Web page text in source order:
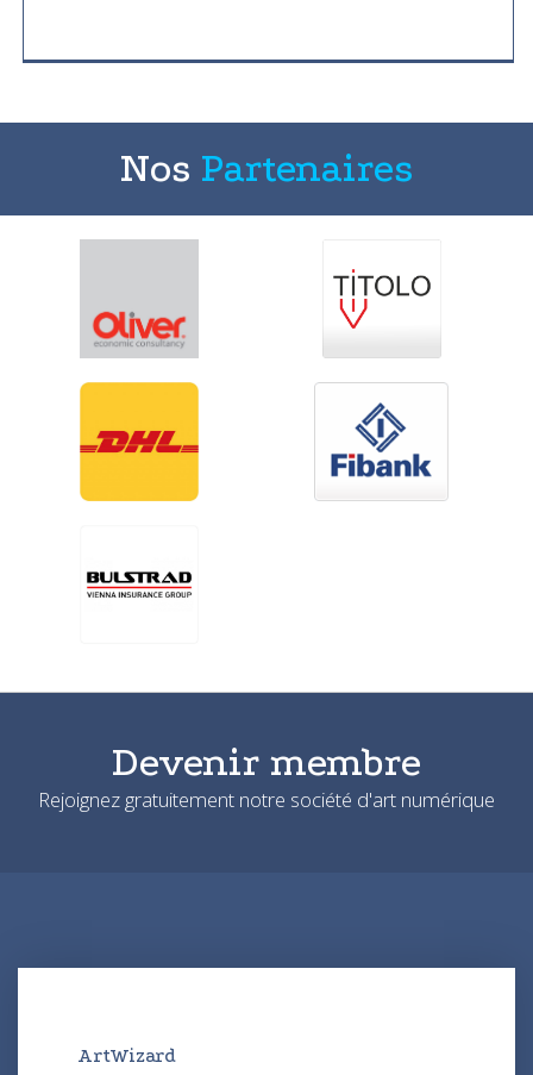
Nos Partenaires
Devenir membre
Rejoignez gratuitement notre société d'art numérique
ArtWizard